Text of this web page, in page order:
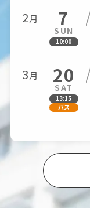
2月 7
SUN
10:00
3月 20
SAT
13:15
バス